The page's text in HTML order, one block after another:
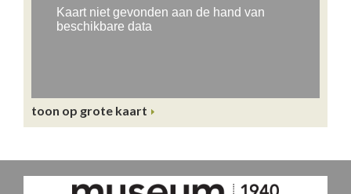
toon op grote kaart